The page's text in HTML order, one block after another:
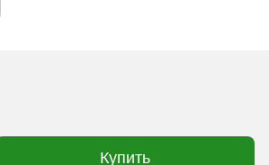
Купить